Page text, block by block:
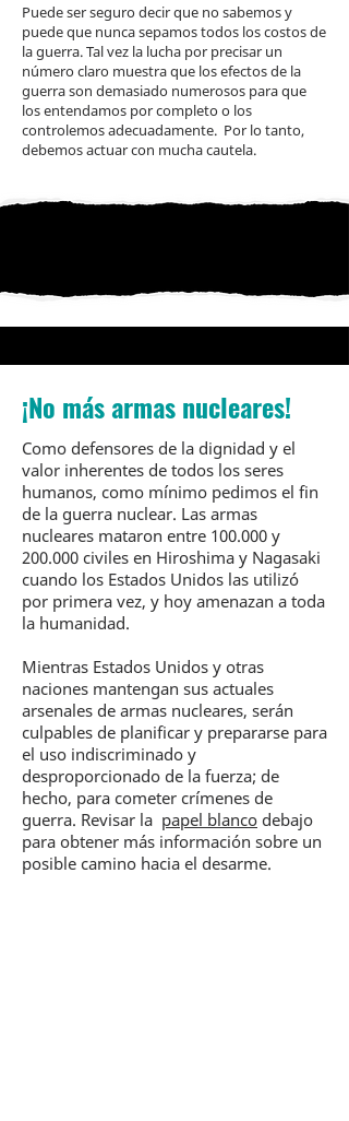
Puede ser seguro decir que no sabemos y
puede que nunca sepamos todos los costos de
la guerra. Tal vez la lucha por precisar un
número claro muestra que los efectos de la
guerra son demasiado numerosos para que
los entendamos por completo o los
controlemos adecuadamente. Por lo tanto,
debemos actuar con mucha cautela.
¡No más armas nucleares!
Como defensores de la dignidad y el
valor inherentes de todos los seres
humanos, como mínimo pedimos el fin
de la guerra nuclear. Las armas
nucleares mataron entre 100.000 y
200.000 civiles en Hiroshima y Nagasaki
cuando los Estados Unidos las utilizó
por primera vez, y hoy amenazan a toda
la humanidad.
Mientras Estados Unidos y otras
naciones mantengan sus actuales
arsenales de armas nucleares, serán
culpables de planificar y prepararse para
el uso indiscriminado y
desproporcionado de la fuerza; de
hecho, para cometer crímenes de
guerra. Revisar la papel blanco debajo
para obtener más información sobre un
posible camino hacia el desarme.